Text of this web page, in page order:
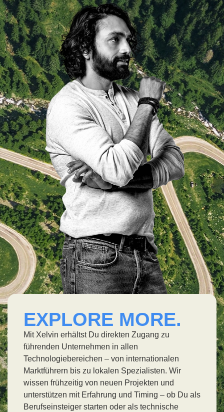
EXPLORE MORE.
Mit Xelvin erhältst Du direkten Zugang zu
führenden Unternehmen in allen
Technologiebereichen – von internationalen
Marktführern bis zu lokalen Spezialisten. Wir
wissen frühzeitig von neuen Projekten und
unterstützen mit Erfahrung und Timing – ob Du als
Berufseinsteiger starten oder als technische